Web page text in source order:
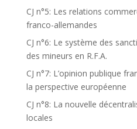
CJ n°5: Les relations
franco-allemandes
CJ n°6: Le système des
des mineurs en R.F.A.
CJ n°7: L’opinion publique
la perspective européenne
CJ n°8: La nouvelle
locales